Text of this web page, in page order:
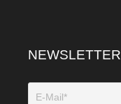
NEWSLETTER